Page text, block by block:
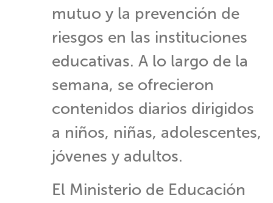
mutuo y la prevención de
riesgos en las instituciones
educativas. A lo largo de la
semana, se ofrecieron
contenidos diarios dirigidos
a niños, niñas, adolescentes,
jóvenes y adultos.
El Ministerio de Educación